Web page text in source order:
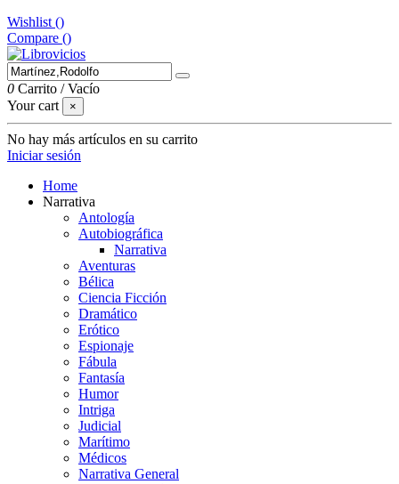
Wishlist ()
Compare ()
0 Carrito /Vacío
Your cart
×
No hay más artículos en su carrito
Iniciar sesión
Home
Narrativa
Antología
Autobiográfica
Narrativa
Aventuras
Bélica
Ciencia Ficción
Dramático
Erótico
Espionaje
Fábula
Fantasía
Humor
Intriga
Judicial
Marítimo
Médicos
Narrativa General